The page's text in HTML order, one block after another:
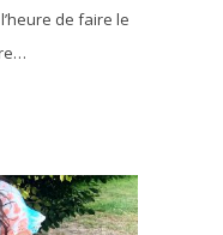
de faire le